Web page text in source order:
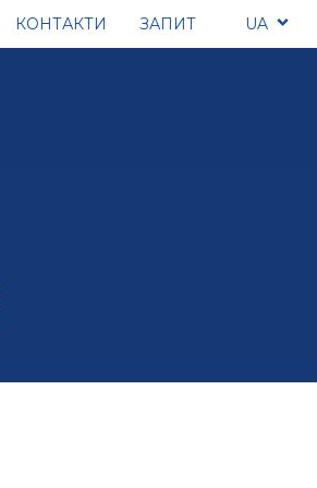
КОНТАКТИ ЗАПИТ UA